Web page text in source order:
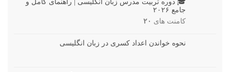
🎓 دوره تربیت مدرس زبان انگلیسی | راهنمای کامل و
جامع ۲۰۲۶
کامنت های ۲۰
نحوه خواندن اعداد کسری در زبان انگلیسی